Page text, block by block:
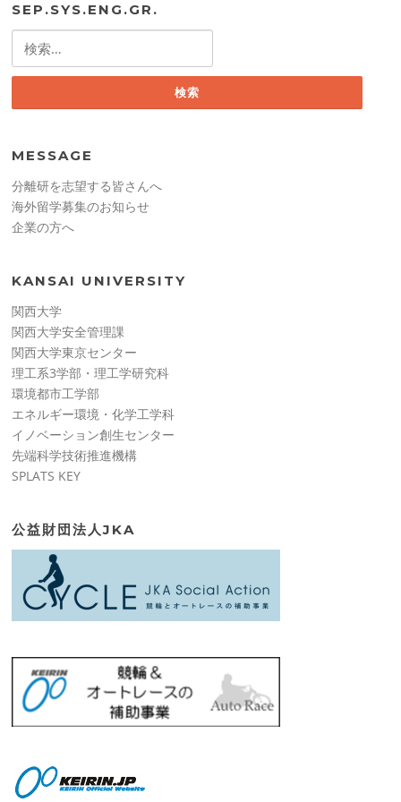
SEP.SYS.ENG.GR.
索:
MESSAGE
分離研を志望する皆さんへ
海外留学募集のお知らせ
企業の方へ
KANSAI UNIVERSITY
関西大学
関西大学安全管理課
関西大学東京センター
理工系3学部・理工学研究科
環境都市工学部
エネルギー環境・化学工学科
イノベーション創生センター
先端科学技術推進機構
SPLATS KEY
公益財団法人JKA